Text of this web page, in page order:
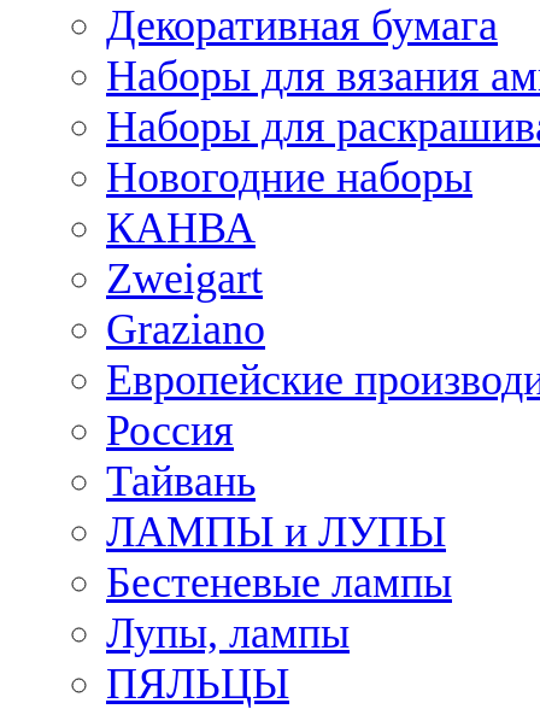
Декоративная бумага
Наборы для вязания
Наборы для
Новогодние наборы
КАНВА
Zweigart
Graziano
Европейские
Россия
Тайвань
ЛАМПЫ и ЛУПЫ
Бестеневые лампы
Лупы, лампы
ПЯЛЬЦЫ